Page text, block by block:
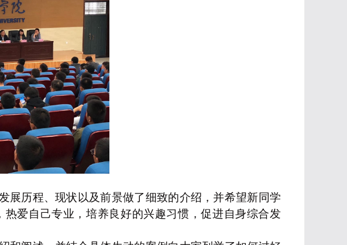
展历程、现状以及前景做了细致的介绍，并希望新同学
爱自己专业，培养良好的兴趣习惯，促进自身综合发